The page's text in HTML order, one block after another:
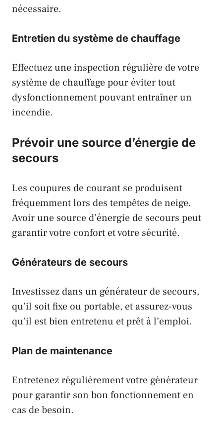
nécessaire.
Entretien du système de chauffage
Effectuez une inspection régulière de votre
système de chauffage pour éviter tout
dysfonctionnement pouvant entraîner un
incendie.
Prévoir une source d’énergie de
secours
Les coupures de courant se produisent
fréquemment lors des tempêtes de neige.
Avoir une source d’énergie de secours peut
garantir votre confort et votre sécurité.
Générateurs de secours
Investissez dans un générateur de secours,
qu’il soit fixe ou portable, et assurez-vous
qu’il est bien entretenu et prêt à l’emploi.
Plan de maintenance
Entretenez régulièrement votre générateur
pour garantir son bon fonctionnement en
cas de besoin.